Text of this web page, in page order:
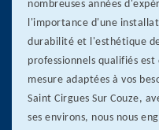
nombreuses années
l'importance d'une
durabilité et l'esthétique
professionnels qualifiés
mesure adaptées à vos
Saint Cirgues Sur Couze,
ses environs, nous nous